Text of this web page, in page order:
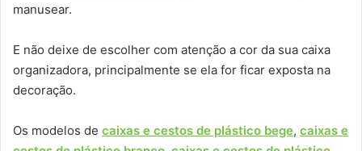
manusear.
E não deixe de escolher com atenção a cor da sua caixa
organizadora, principalmente se ela for ficar exposta na
decoração.
Os modelos de caixas e cestos de plástico bege, caixas e